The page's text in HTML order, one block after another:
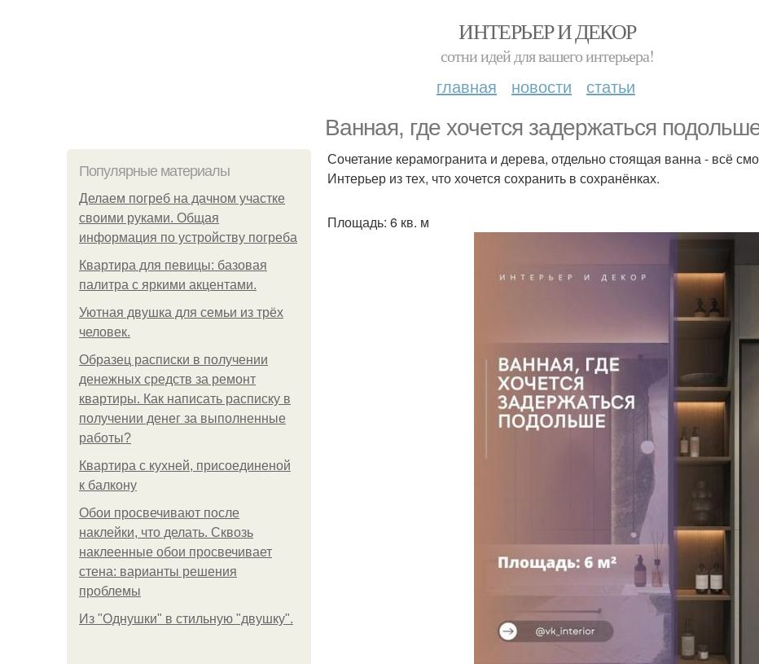
ИНТЕРЬЕР И ДЕКОР
сотни идей для вашего интерьера!
главная новости статьи
Ванная, где хочется задержаться
Популярные материалы
Делаем погреб на дачном участке
своими руками. Общая
информация по устройству погреба
Квартира для певицы: базовая
палитра с яркими акцентами.
Уютная двушка для семьи из трёх
человек.
Образец расписки в получении
денежных средств за ремонт
квартиры. Как написать расписку в
получении денег за выполненные
работы?
Квартира с кухней, присоединеной
к балкону
Обои просвечивают после
наклейки, что делать. Сквозь
наклеенные обои просвечивает
стена: варианты решения
проблемы
Из "Однушки" в стильную "двушку".
Сочетание керамогранита и дерева, отдельно стоящая ванна - всё
Интерьер из тех, что хочется сохранить в сохранёнках.
Площадь: 6 кв. м